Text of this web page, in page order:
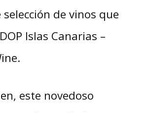
selección de vinos que
Islas Canarias –
este novedoso